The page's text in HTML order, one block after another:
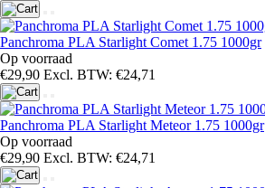
Panchroma PLA Starlight Comet 1.75 1000gr
Op voorraad
€29,90 Excl. BTW: €24,71
Panchroma PLA Starlight Meteor 1.75 1000gr
Op voorraad
€29,90 Excl. BTW: €24,71